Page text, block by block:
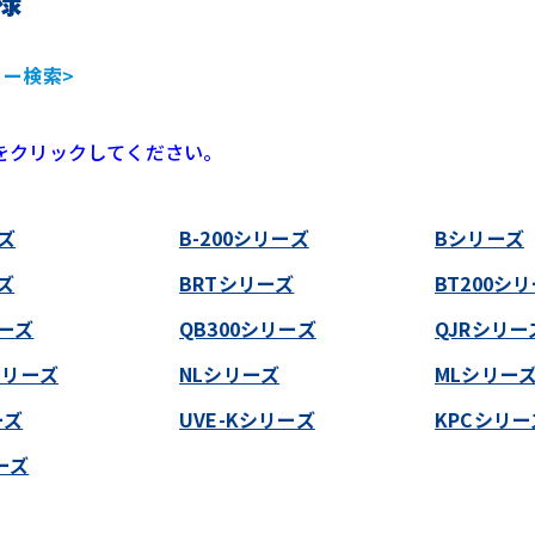
検索>
リックしてください。
B-200シリーズ
Bシリーズ
BRTシリーズ
BT200シ
ズ
QB300シリーズ
QJRシリー
ーズ
NLシリーズ
MLシリー
UVE-Kシリーズ
KPCシリ
ズ